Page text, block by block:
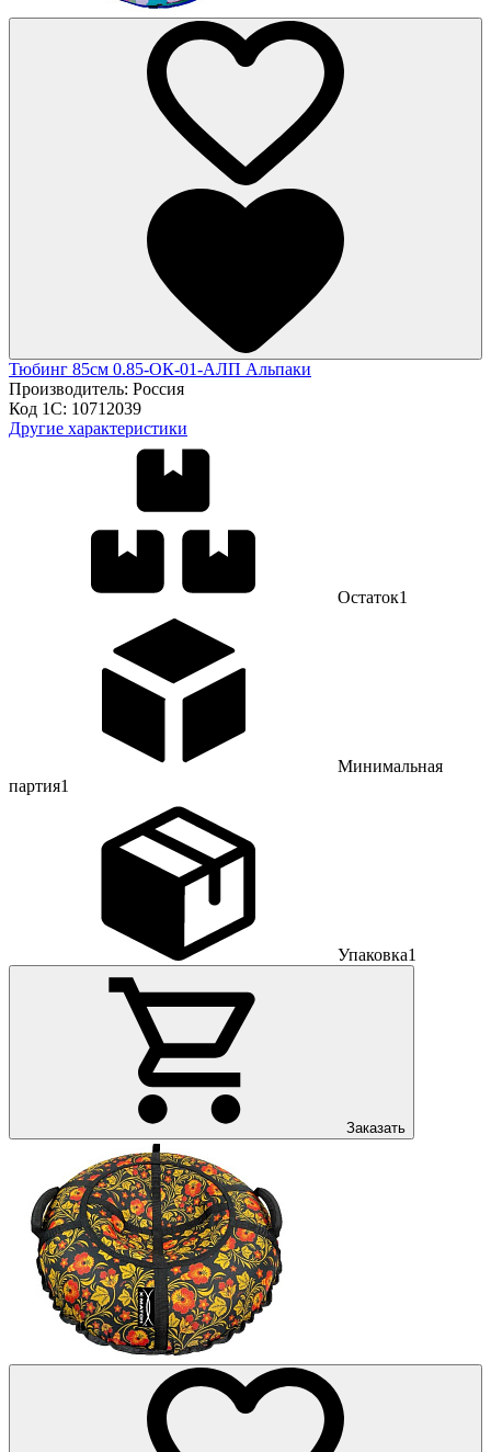
Тюбинг 85см 0.85-ОК-01-АЛП Альпаки
Производитель: Россия
Код 1С: 10712039
Другие характеристики
Остаток1
Минимальная
партия1
Упаковка1
Заказать